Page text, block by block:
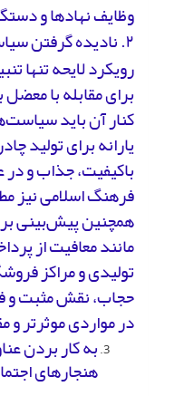
وظایف نهادها و
۲. نادیده گرفتن سیاست‌های حمایتی و تشویقی.
رویکرد لایحه تنها
برای مقابله با
کنار آن باید
یارانه برای تولید
باکیفیت، جذاب و
فرهنگ اسلامی نیز
همچنین پیش‌بینی
مانند معافیت از
تولیدی و مراکز
حجاب، نقش مثبت و
در مواردی موثرتر و
به کار بردن
هنجارهای